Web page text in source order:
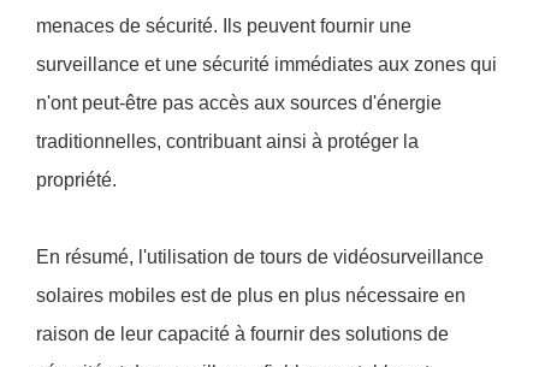
menaces de sécurité. Ils peuvent fournir une
surveillance et une sécurité immédiates aux zones qui
n'ont peut-être pas accès aux sources d'énergie
traditionnelles, contribuant ainsi à protéger la
propriété.
En résumé, l'utilisation de tours de vidéosurveillance
solaires mobiles est de plus en plus nécessaire en
raison de leur capacité à fournir des solutions de